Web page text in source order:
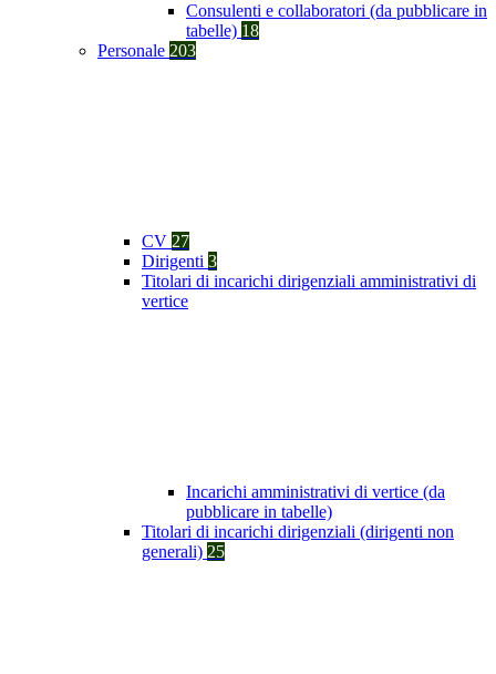
Consulenti e collaboratori (da pubblicare in
tabelle) 18
Personale 203
CV 27
Dirigenti 3
Titolari di incarichi dirigenziali amministrativi di
vertice
Incarichi amministrativi di vertice (da
pubblicare in tabelle)
Titolari di incarichi dirigenziali (dirigenti non
generali) 25